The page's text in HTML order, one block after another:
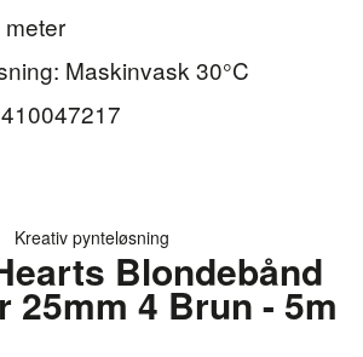
Maskinvask 30°C
Kreativ pynteløsning
Blondebånd
25mm 4 Brun - 5m